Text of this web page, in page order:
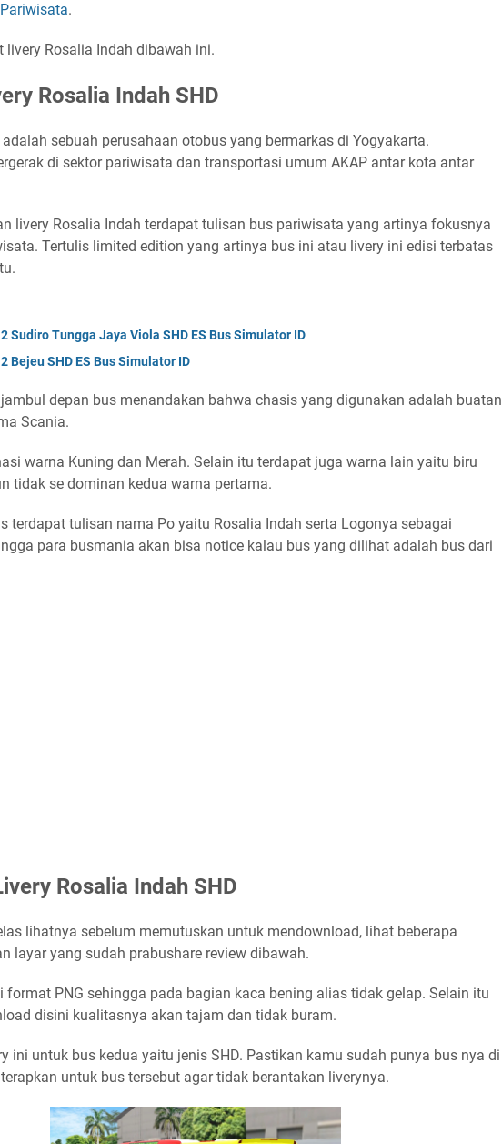
.
livery Rosalia Indah dibawah ini.
Rosalia Indah SHD
adalah sebuah perusahaan otobus yang bermarkas di Yogyakarta.
di sektor pariwisata dan transportasi umum AKAP antar kota antar
livery Rosalia Indah terdapat tulisan bus pariwisata yang artinya fokusnya
Tertulis limited edition yang artinya bus ini atau livery ini edisi terbatas
Sudiro Tungga Jaya Viola SHD ES Bus Simulator ID
Bejeu SHD ES Bus Simulator ID
depan bus menandakan bahwa chasis yang digunakan adalah buatan
Scania.
warna Kuning dan Merah. Selain itu terdapat juga warna lain yaitu biru
tidak se dominan kedua warna pertama.
terdapat tulisan nama Po yaitu Rosalia Indah serta Logonya sebagai
para busmania akan bisa notice kalau bus yang dilihat adalah bus dari
Rosalia Indah SHD
lihatnya sebelum memutuskan untuk mendownload, lihat beberapa
layar yang sudah prabushare review dibawah.
format PNG sehingga pada bagian kaca bening alias tidak gelap. Selain itu
disini kualitasnya akan tajam dan tidak buram.
ini untuk bus kedua yaitu jenis SHD. Pastikan kamu sudah punya bus nya di
untuk bus tersebut agar tidak berantakan liverynya.